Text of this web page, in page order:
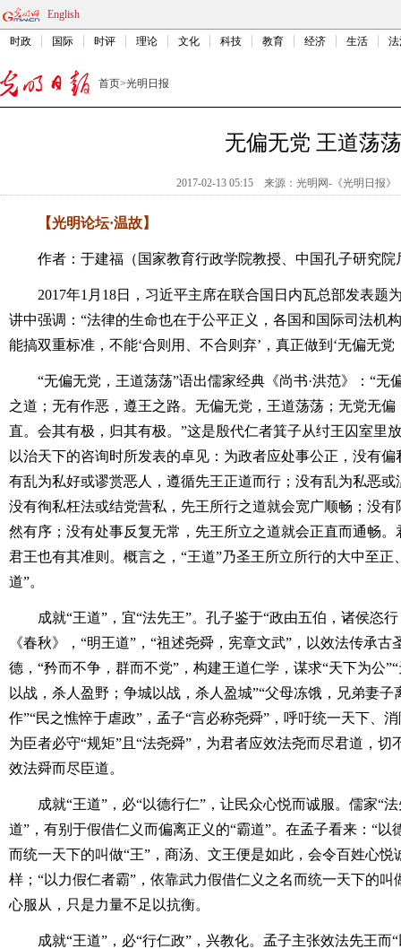
English
时政 国际 时评 理论 文化 科技 教育 经济 生活
首页>光明日报
无偏无党 王道荡荡
2017-02-13 05:15 来源： 光明网-《光明日报》
【光明论坛·温故】
作者：于建福（国家教育行政学院教授、中国孔子研究院
2017年1月18日，习近平主席在联合国日内瓦总部发表题
讲中强调：“法律的生命也在于公平正义，各国和国际司法机
能搞双重标准，不能‘合则用、不合则弃’，真正做到‘无偏无党
“无偏无党，王道荡荡”语出儒家经典《尚书·洪范》：“无
之道；无有作恶，遵王之路。无偏无党，王道荡荡；无党无
直。会其有极，归其有极。”这是殷代仁者箕子从纣王囚室里
以治天下的咨询时所发表的卓见：为政者应处事公正，没有
有乱为私好或谬赏恶人，遵循先王正道而行；没有乱为私恶
没有徇私枉法或结党营私，先王所行之道就会宽广顺畅；没
然有序；没有处事反复无常，先王所立之道就会正直而通畅
君王也有其准则。概言之，“王道”乃圣王所立所行的大中至正
道”。
成就“王道”，宜“法先王”。孔子鉴于“政由五伯，诸侯恣行
《春秋》，“明王道”，“祖述尧舜，宪章文武”，以效法传承
德，“矜而不争，群而不党”，构建王道仁学，谋求“天下为公
以战，杀人盈野；争城以战，杀人盈城”“父母冻饿，兄弟妻
作”“民之憔悴于虐政”，孟子“言必称尧舜”，呼吁统一天下、
为臣者必守“规矩”且“法尧舜”，为君者应效法尧而尽君道，
效法舜而尽臣道。
成就“王道”，必“以德行仁”，让民众心悦而诚服。儒家“法
道”，有别于假借仁义而偏离正义的“霸道”。在孟子看来：“
而统一天下的叫做“王”，商汤、文王便是如此，会令百姓心
样；“以力假仁者霸”，依靠武力假借仁义之名而统一天下的叫
心服从，只是力量不足以抗衡。
成就“王道”，必“行仁政”，兴教化。孟子主张效法先王而“